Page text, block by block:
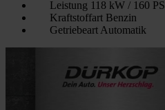
Leistung 118 kW / 160 PS
Kraftstoffart Benzin
Getriebeart Automatik